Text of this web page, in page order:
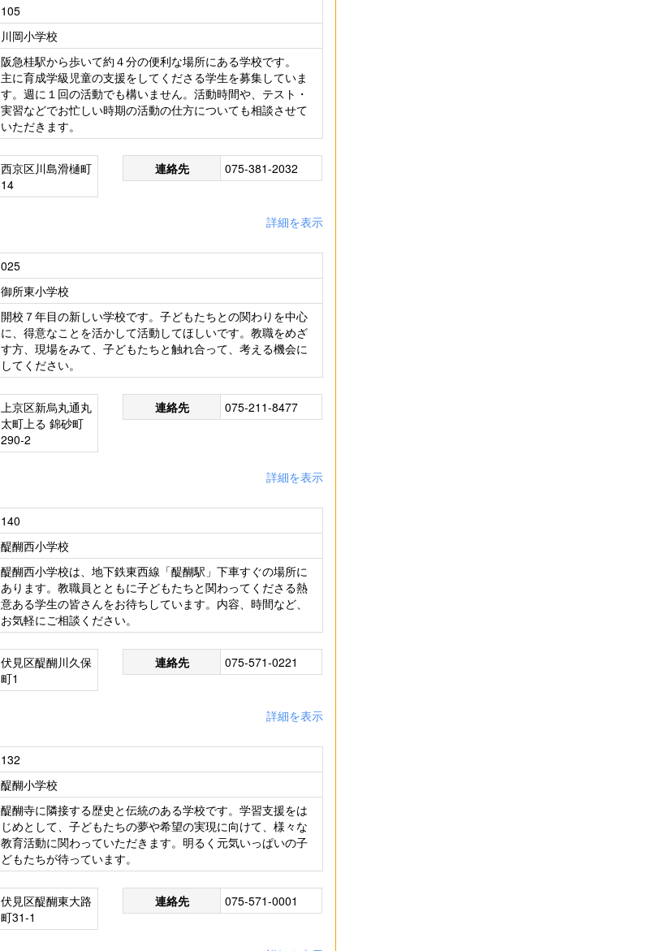
105
川岡小学校
阪急桂駅から歩いて約４分の便利な場所にある学校です。
主に育成学級児童の支援をしてくださる学生を募集していま
す。週に１回の活動でも構いません。活動時間や、テスト・
実習などでお忙しい時期の活動の仕方についても相談させて
いただきます。
西京区川島滑樋町
14
連絡先 075-381-2032
詳細を表示
025
御所東小学校
開校７年目の新しい学校です。子どもたちとの関わりを中心
に、得意なことを活かして活動してほしいです。教職をめざ
す方、現場をみて、子どもたちと触れ合って、考える機会に
してください。
上京区新烏丸通丸
太町上る 錦砂町
290-2
連絡先 075-211-8477
詳細を表示
140
醍醐西小学校
醍醐西小学校は、地下鉄東西線「醍醐駅」下車すぐの場所に
あります。教職員とともに子どもたちと関わってくださる熱
意ある学生の皆さんをお待ちしています。内容、時間など、
お気軽にご相談ください。
伏見区醍醐川久保
町1
連絡先 075-571-0221
詳細を表示
132
醍醐小学校
醍醐寺に隣接する歴史と伝統のある学校です。学習支援をは
じめとして、子どもたちの夢や希望の実現に向けて、様々な
教育活動に関わっていただきます。明るく元気いっぱいの子
どもたちが待っています。
伏見区醍醐東大路
町31-1
連絡先 075-571-0001